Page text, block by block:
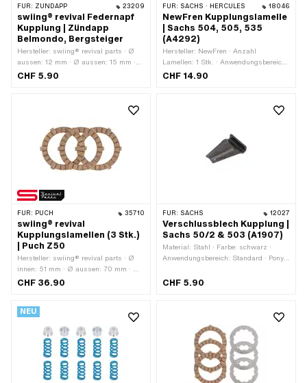
FÜR: ZÜNDAPP 23209
swiing® revival Federnapf
Kupplung | Zündapp
Belmondo, Bergsteiger
Hersteller: swiing® revival parts · Ø
aussen: 12 mm · Ø aussen: 15 mm ·
Höhe: 7.8 mm · Anwendungsbereich:
CHF 5.90
FÜR: SACHS · HERCULES 18046
NewFren Kupplungslamelle
| Sachs 504, 505, 535
(A4292)
Hersteller: NewFren · Anzahl
Lamellen: 1 Stk. · Anwendungsbereich:
Standard
CHF 14.90
FÜR: PUCH 35710
swiing® revival
Kupplungslamellen (3 Stk.)
| Puch Z50
Hersteller: swiing® revival parts · Ø
innen: 51 mm · Ø aussen: 70 mm · Ø
aussen: 75 mm · Anzahl Lamellen: 3
CHF 36.90
FÜR: SACHS 12027
Verschlussblech Kupplung |
Sachs 50/2 & 503 (A1907)
Material: Stahl · Farbe: schwarz ·
Anwendungsbereich: Standard · Pony
0259 014 000
CHF 5.90
NEU